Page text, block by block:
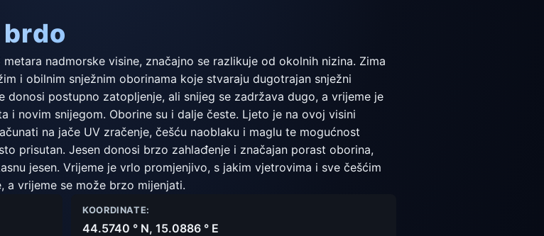
nadmorske visine, značajno se razlikuje od okolnih nizina. Zima
i obilnim snježnim oborinama koje stvaraju dugotrajan snježni
postupno zatopljenje, ali snijeg se zadržava dugo, a vrijeme je
i novim snijegom. Oborine su i dalje česte. Ljeto je na ovoj visini
na jače UV zračenje, češću naoblaku i maglu te mogućnost
prisutan. Jesen donosi brzo zahlađenje i značajan porast oborina,
jesen. Vrijeme je vrlo promjenjivo, s jakim vjetrovima i sve češćim
a vrijeme se može brzo mijenjati.
KOORDINATE:
44.5740 ° N, 15.0886 ° E